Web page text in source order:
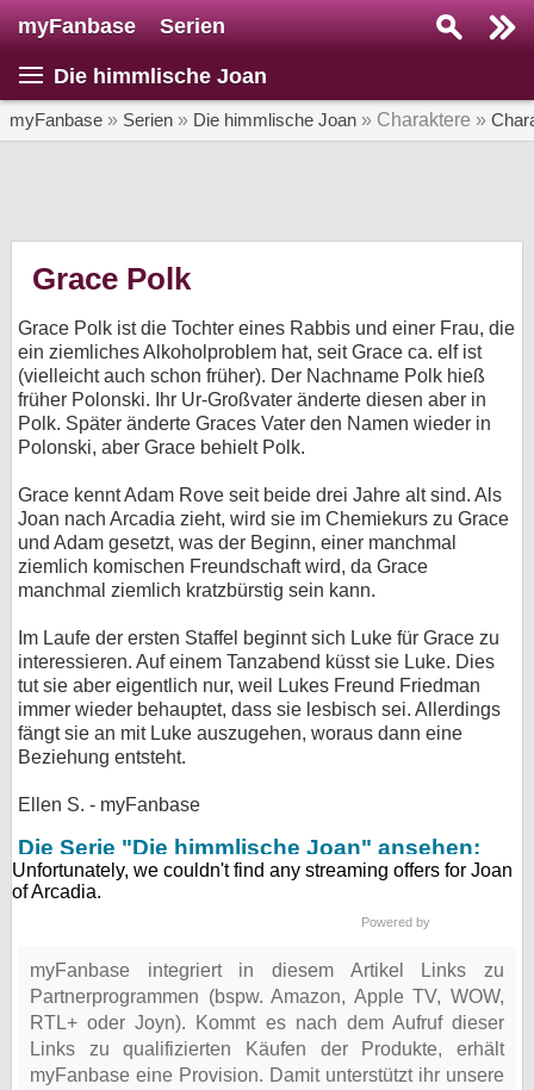
myFanbase Serien
Die himmlische Joan
myFanbase » Serien » Die himmlische Joan » Charaktere »
Grace Polk
Grace Polk ist die Tochter eines Rabbis und einer Frau, die
ein ziemliches Alkoholproblem hat, seit Grace ca. elf ist
(vielleicht auch schon früher). Der Nachname Polk hieß
früher Polonski. Ihr Ur-Großvater änderte diesen aber in
Polk. Später änderte Graces Vater den Namen wieder in
Polonski, aber Grace behielt Polk.
Grace kennt Adam Rove seit beide drei Jahre alt sind. Als
Joan nach Arcadia zieht, wird sie im Chemiekurs zu Grace
und Adam gesetzt, was der Beginn, einer manchmal
ziemlich komischen Freundschaft wird, da Grace
manchmal ziemlich kratzbürstig sein kann.
Im Laufe der ersten Staffel beginnt sich Luke für Grace zu
interessieren. Auf einem Tanzabend küsst sie Luke. Dies
tut sie aber eigentlich nur, weil Lukes Freund Friedman
immer wieder behauptet, dass sie lesbisch sei. Allerdings
fängt sie an mit Luke auszugehen, woraus dann eine
Beziehung entsteht.
Ellen S. - myFanbase
Die Serie "Die himmlische Joan" ansehen:
Powered by
myFanbase integriert in diesem Artikel Links zu
Partnerprogrammen (bspw. Amazon, Apple TV, WOW,
RTL+ oder Joyn). Kommt es nach dem Aufruf dieser
Links zu qualifizierten Käufen der Produkte, erhält
myFanbase eine Provision. Damit unterstützt ihr unsere
Home
SERIEN
KULTUR
Specials
SERVICE
Forum
bei X
Kontakt
Nutzungsbedingungen
Cookie-Einstellungen
myFanbase